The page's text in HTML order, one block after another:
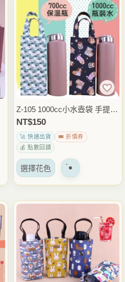
多
種
體。
上
擇
Z-105 1000cc小水壺袋 手提水
壺提袋 飲料杯袋 保溫瓶袋 外
出通勤隨身包 雨朵防水包
NT$150
🚀 快速出貨
🎟️ 折價券
💰 點數回饋
選擇花色 該
有
種
變
體。
可
以